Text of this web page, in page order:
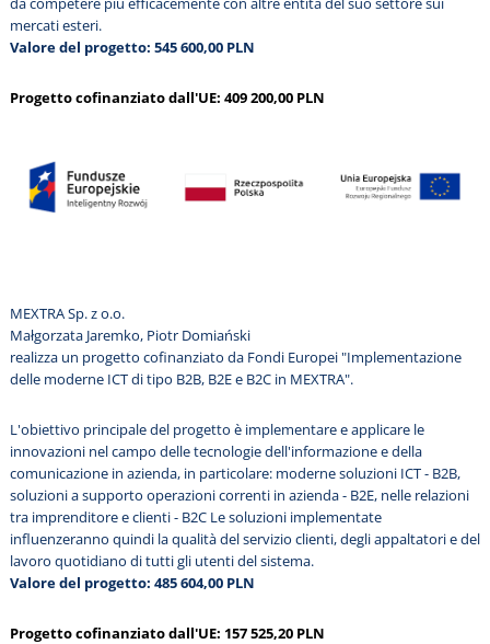
mercati esteri.
Valore del progetto: 545 600,00 PLN
Progetto cofinanziato dall'UE: 409 200,00 PLN
MEXTRA Sp. z o.o.
Małgorzata Jaremko, Piotr Domiański
realizza un progetto cofinanziato da Fondi Europei "Implementazione
delle moderne ICT di tipo B2B, B2E e B2C in MEXTRA".
L'obiettivo principale del progetto è implementare e applicare le
innovazioni nel campo delle tecnologie dell'informazione e della
comunicazione in azienda, in particolare: moderne soluzioni ICT - B2B,
soluzioni a supporto operazioni correnti in azienda - B2E, nelle relazioni
tra imprenditore e clienti - B2C Le soluzioni implementate
influenzeranno quindi la qualità del servizio clienti, degli appaltatori e del
lavoro quotidiano di tutti gli utenti del sistema.
Valore del progetto: 485 604,00 PLN
Progetto cofinanziato dall'UE: 157 525,20 PLN